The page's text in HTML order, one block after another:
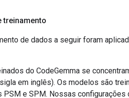
treinamento
de dados a seguir foram
do CodeGemma se
em inglês). Os modelos são
PSM e SPM. Nossas configurações